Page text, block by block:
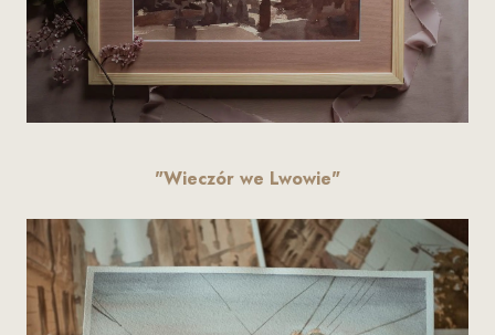
"Wieczór we Lwowie"